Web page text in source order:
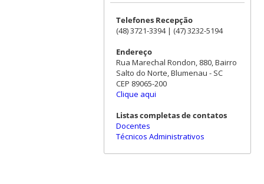
Telefones Recepção
(48) 3721-3394 | (47) 3232-5194
Endereço
Rua Marechal Rondon, 880, Bairro
Salto do Norte, Blumenau - SC
CEP 89065-200
Clique aqui
Listas completas de contatos
Docentes
Técnicos Administrativos